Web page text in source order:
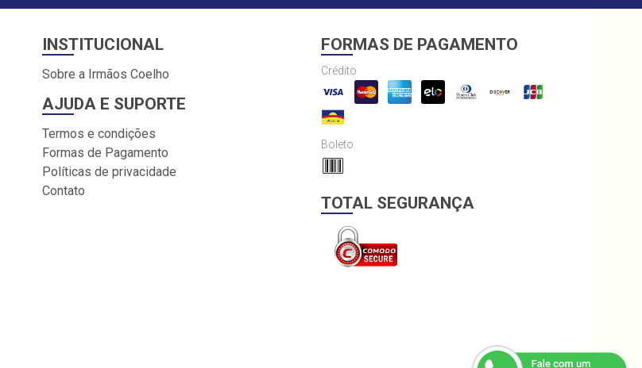
INSTITUCIONAL
Sobre a Irmãos Coelho
AJUDA E SUPORTE
Termos e condições
Formas de Pagamento
Políticas de privacidade
Contato
FORMAS DE PAGAMENTO
Crédito
Boleto
TOTAL SEGURANÇA